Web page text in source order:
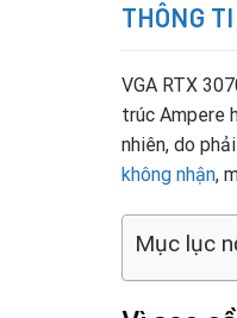
THÔNG
VGA RTX
trúc Ampere
nhiên, do
không nhận,
Mục lục